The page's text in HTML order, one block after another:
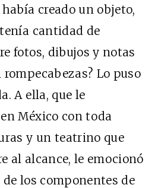
creado un objeto,
cantidad de
fotos, dibujos y notas
Lo puso
A ella, que le
México con toda
y un teatrino que
al alcance, le emocionó
los componentes de